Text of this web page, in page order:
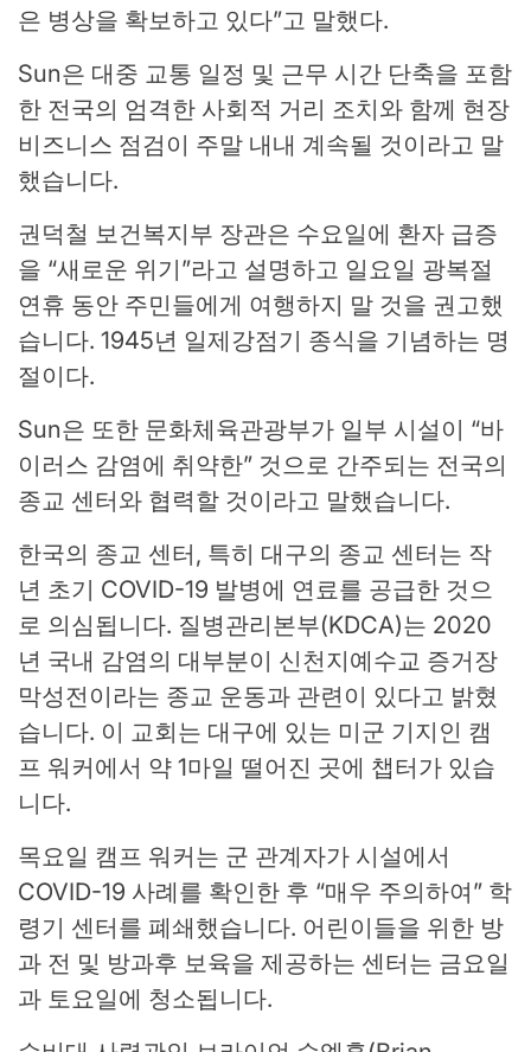
은 병상을 확보하고 있다”고 말했다.
Sun은 대중 교통 일정 및 근무 시간 단축을 포함
한 전국의 엄격한 사회적 거리 조치와 함께 현장
비즈니스 점검이 주말 내내 계속될 것이라고 말
했습니다.
권덕철 보건복지부 장관은 수요일에 환자 급증
을 “새로운 위기”라고 설명하고 일요일 광복절
연휴 동안 주민들에게 여행하지 말 것을 권고했
습니다. 1945년 일제강점기 종식을 기념하는 명
절이다.
Sun은 또한 문화체육관광부가 일부 시설이 “바
이러스 감염에 취약한” 것으로 간주되는 전국의
종교 센터와 협력할 것이라고 말했습니다.
한국의 종교 센터, 특히 대구의 종교 센터는 작
년 초기 COVID-19 발병에 연료를 공급한 것으
로 의심됩니다. 질병관리본부(KDCA)는 2020
년 국내 감염의 대부분이 신천지예수교 증거장
막성전이라는 종교 운동과 관련이 있다고 밝혔
습니다. 이 교회는 대구에 있는 미군 기지인 캠
프 워커에서 약 1마일 떨어진 곳에 챕터가 있습
니다.
목요일 캠프 워커는 군 관계자가 시설에서
COVID-19 사례를 확인한 후 “매우 주의하여” 학
령기 센터를 폐쇄했습니다. 어린이들을 위한 방
과 전 및 방과후 보육을 제공하는 센터는 금요일
과 토요일에 청소됩니다.